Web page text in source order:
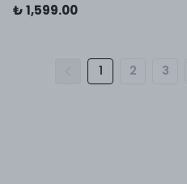
₺ 1,599.00
1 2 3